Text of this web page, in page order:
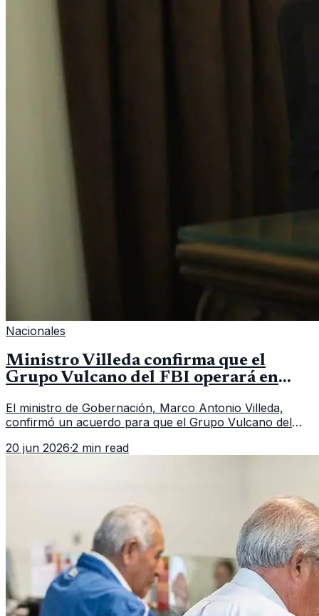
Nacionales
Ministro Villeda confirma que el
Grupo Vulcano del FBI operará en
El ministro de Gobernación, Marco Antonio Villeda,
confirmó un acuerdo para que el Grupo Vulcano del
fallido con la administración anterior del Ministerio
20 jun 2026·2 min read